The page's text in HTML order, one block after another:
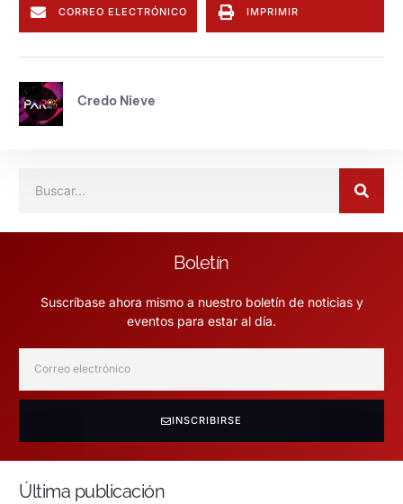
CORREO ELECTRÓNICO IMPRIMIR
Credo Nieve
Boletín
Suscríbase ahora mismo a nuestro boletín de noticias y
eventos para estar al día.
INSCRIBIRSE
Última publicación